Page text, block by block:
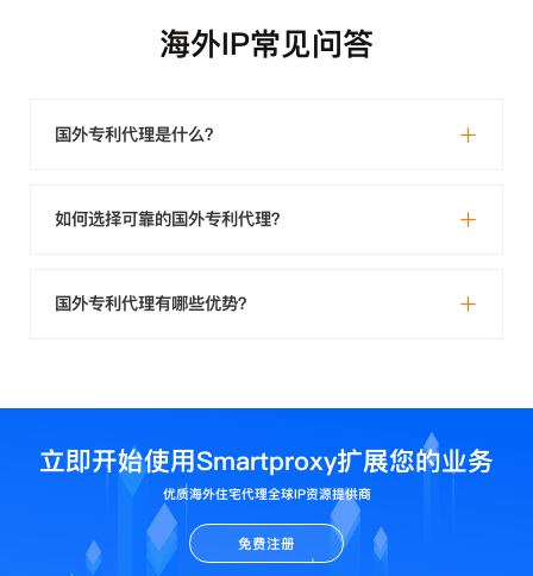
海外IP常见问答
国外专利代理是什么？
如何选择可靠的国外专利代理？
国外专利代理有哪些优势？
立即开始使用Smartproxy扩展您的业务
优质海外住宅代理全球IP资源提供商
免费注册